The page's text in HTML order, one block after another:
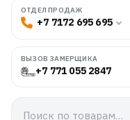
ОТДЕЛ ПРОДАЖ
+7 7172 695 695
ВЫЗОВ ЗАМЕРЩИКА
+7 771 055 2847